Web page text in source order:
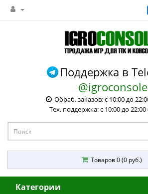
Поддержка в
@igroconsole
Обраб. заказов: с 10:00 до
Тех. поддержка: с 10:00 до 22:00
Товаров 0 (0 руб.)
Категории